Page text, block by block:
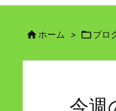
 ホーム > ブロ
今週